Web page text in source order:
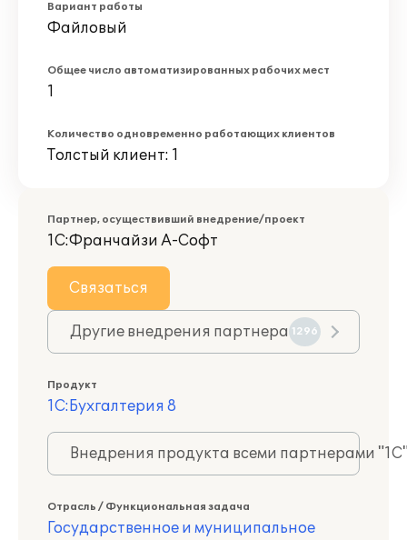
Вариант работы
Файловый
Общее число автоматизированных рабочих мест
1
Количество одновременно работающих клиентов
Толстый клиент: 1
Партнер, осуществивший внедрение/проект
1С:Франчайзи А-Софт
Связаться
Другие внедрения партнера 1296
Продукт
1С:Бухгалтерия 8
Внедрения продукта всеми партнерами
Отрасль / Функциональная задача
Государственное и муниципальное